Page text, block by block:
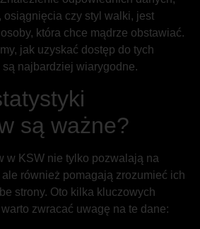
czy styl walki, jest
która chce mądrze obstawiać.
jak uzyskać dostęp do tych
są najbardziej wiarygodne.
są ważne?
w KSW nie tylko pozwalają na
również pomagają zrozumieć ich
strony. Oto kilka kluczowych
zwracać uwagę na te dane: